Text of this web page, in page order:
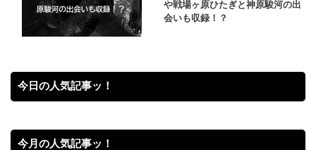
や戦場ヶ原ひたぎと神原駿河の出
会いも収録！？
今日の人気記事ッ！
今月の人気記事ッ！